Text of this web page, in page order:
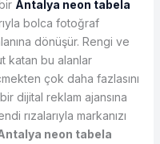
Antalya neon tabela
bolca fotoğraf
dönüşür. Rengi ve
katan bu alanlar
çok daha fazlasını
dijital reklam ajansına
rızalarıyla markanızı
neon tabela